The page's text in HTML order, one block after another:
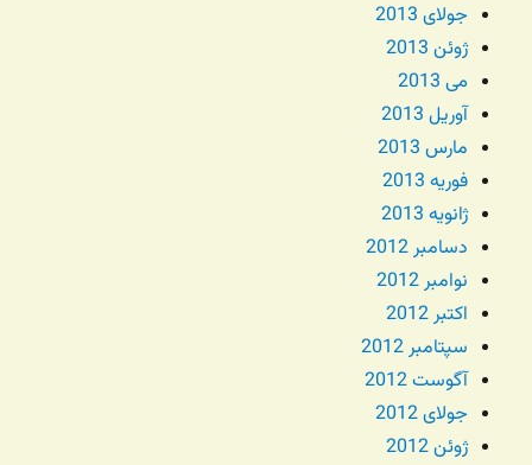
جولای 2013
ژوئن 2013
می 2013
آوریل 2013
مارس 2013
فوریه 2013
ژانویه 2013
دسامبر 2012
نوامبر 2012
اکتبر 2012
سپتامبر 2012
آگوست 2012
جولای 2012
ژوئن 2012